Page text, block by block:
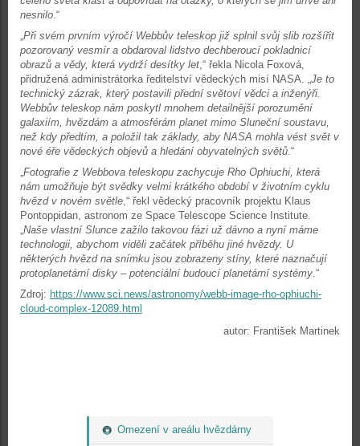
Omezení v areálu hvězdárny
nesnilo.“
„Při svém prvním výročí Webbův teleskop již splnil svůj slib rozšířit
pozorovaný vesmír a obdaroval lidstvo dechberoucí pokladnicí
obrazů a vědy, která vydrží desítky let,“ řekla Nicola Foxová,
přidružená administrátorka ředitelství vědeckých misí NASA. „Je to
technický zázrak, který postavili přední světoví vědci a inženýři.
Webbův teleskop nám poskytl mnohem detailnější porozumění
galaxiím, hvězdám a atmosférám planet mimo Sluneční soustavu,
než kdy předtím, a položil tak základy, aby NASA mohla vést svět v
nové éře vědeckých objevů a hledání obyvatelných světů.“
„Fotografie z Webbova teleskopu zachycuje Rho Ophiuchi, která
nám umožňuje být svědky velmi krátkého období v životním cyklu
hvězd v novém světle,“ řekl vědecký pracovník projektu Klaus
Pontoppidan, astronom ze Space Telescope Science Institute.
„Naše vlastní Slunce zažilo takovou fázi už dávno a nyní máme
technologii, abychom viděli začátek příběhu jiné hvězdy. U
některých hvězd na snímku jsou zobrazeny stíny, které naznačují
protoplanetární disky – potenciální budoucí planetární systémy.“
Zdroj: https://www.sci.news/astronomy/webb-image-rho-ophiuchi-
cloud-complex-12089.html
autor: František Martinek